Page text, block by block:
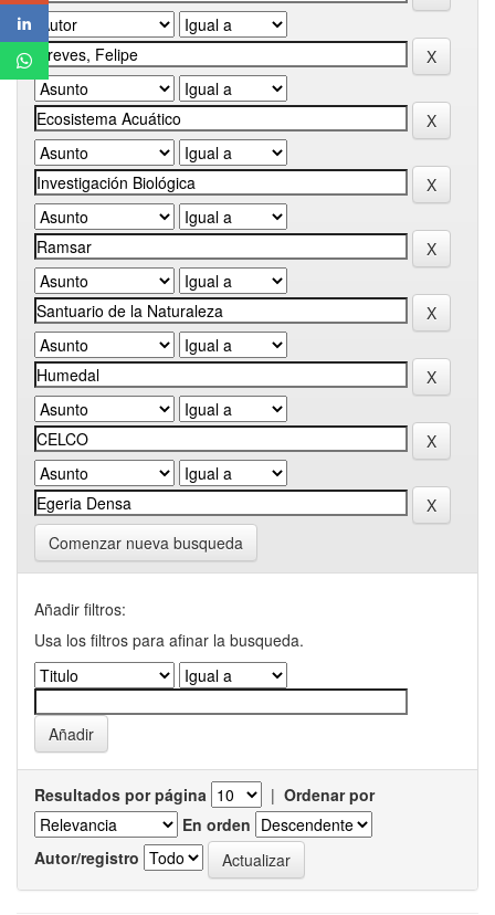
Comenzar nueva busqueda
Añadir filtros:
Usa los filtros para afinar la busqueda.
Resultados por página | Ordenar por
En orden
Autor/registro